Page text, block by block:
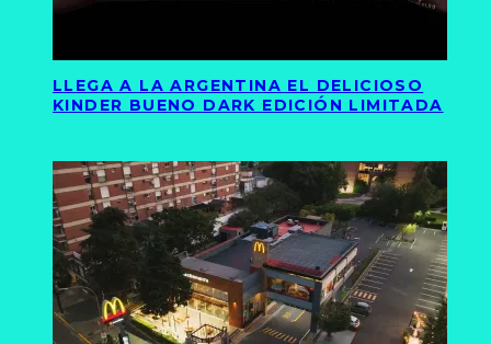
LLEGA A LA ARGENTINA EL DELICIOSO
KINDER BUENO DARK EDICIÓN LIMITADA